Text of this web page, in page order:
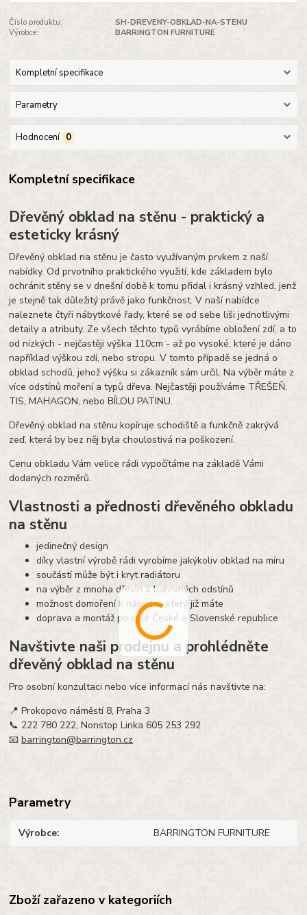
Číslo produktu:
SH-DREVENY-OBKLAD-NA-STENU
Výrobce:
BARRINGTON FURNITURE
Kompletní specifikace
Parametry
Hodnocení 0
Kompletní specifikace
Dřevěný obklad na stěnu - praktický a
esteticky krásný
Dřevěný obklad na stěnu je často využívaným prvkem z naší
nabídky. Od prvotního praktického využití, kde základem bylo
ochránit stěny se v dnešní době k tomu přidal i krásný vzhled, jenž
je stejně tak důležitý právě jako funkčnost. V naší nabídce
naleznete čtyři nábytkové řady, které se od sebe liši jednotlivými
detaily a atributy. Ze všech těchto typů vyrábíme obložení zdí, a to
od nízkých - nejčastěji výška 110cm - až po vysoké, které je dáno
například výškou zdí, nebo stropu. V tomto případě se jedná o
obklad schodů, jehož výšku si zákazník sám určil. Na výběr máte z
více odstínů moření a typů dřeva. Nejčastěji používáme TŘEŠEŇ,
TIS, MAHAGON, nebo BÍLOU PATINU.
Dřevěný obklad na stěnu kopíruje schodiště a funkčně zakrývá
zeď, která by bez něj byla choulostivá na poškození.
Cenu obkladu Vám velice rádi vypočítáme na základě Vámi
dodaných rozměrů.
Vlastnosti a přednosti dřevěného obkladu
na stěnu
jedinečný design
díky vlastní výrobě rádi vyrobíme jakýkoliv obklad na míru
součástí může být i kryt radiátoru
na výběr z mnoha dřevin a barevných odstínů
možnost domoření k nábytku, který již máte
doprava a montáž po celé České a Slovenské republice
Navštivte naši prodejnu a prohlédněte
dřevěný obklad na stěnu
Pro osobní konzultaci nebo více informací nás navštivte na:
📍 Prokopovo náměstí 8, Praha 3
📞 222 780 222, Nonstop Linka 605 253 292
📧barrington@barrington.cz
Parametry
Výrobce BARRINGTON FURNITURE
Zboží zařazeno v kategoriích